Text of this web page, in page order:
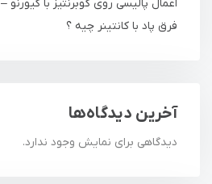
اعمال پالیسی روی کوبرنتیز با کیورنو – kyverno
فرق پاد با کانتینر چیه ؟
آخرین دیدگاه‌ها
دیدگاهی برای نمایش وجود ندارد.